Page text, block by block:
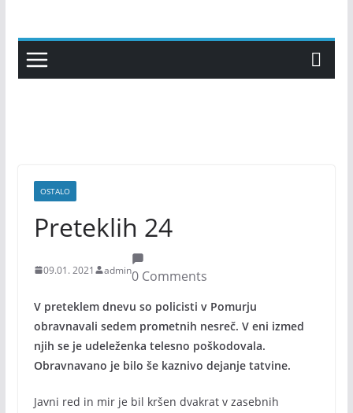
content
OSTALO
Preteklih 24
09.01. 2021 admin0 Comments
V preteklem dnevu so policisti v Pomurju
obravnavali sedem prometnih nesreč. V eni izmed
njih se je udeleženka telesno poškodovala.
Obravnavano je bilo še kaznivo dejanje tatvine.
Javni red in mir je bil kršen dvakrat v zasebnih